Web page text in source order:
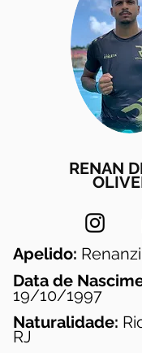
RENAN
Apelido:
Data de
19/10/1997
Naturalidade:
RJ